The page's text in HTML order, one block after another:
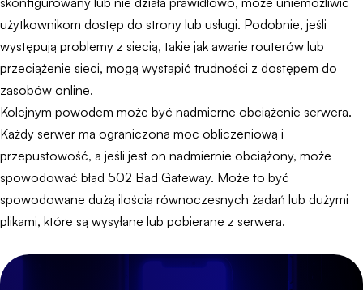
użytkownikom dostęp do strony lub usługi. Podobnie, jeśli
występują problemy z siecią, takie jak awarie routerów lub
przeciążenie sieci, mogą wystąpić trudności z dostępem do
zasobów online.
Kolejnym powodem może być nadmierne obciążenie serwera.
Każdy serwer ma ograniczoną moc obliczeniową i
przepustowość, a jeśli jest on nadmiernie obciążony, może
spowodować błąd 502 Bad Gateway. Może to być
spowodowane dużą ilością równoczesnych żądań lub dużymi
plikami, które są wysyłane lub pobierane z serwera.